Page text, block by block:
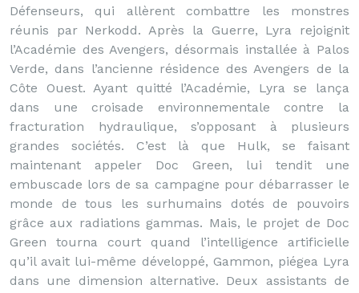
Défenseurs, qui allèrent combattre les monstres
réunis par Nerkodd. Après la Guerre, Lyra rejoignit
l’Académie des Avengers, désormais installée à Palos
Verde, dans l’ancienne résidence des Avengers de la
Côte Ouest. Ayant quitté l’Académie, Lyra se lança
dans une croisade environnementale contre la
fracturation hydraulique, s’opposant à plusieurs
grandes sociétés. C’est là que Hulk, se faisant
maintenant appeler Doc Green, lui tendit une
embuscade lors de sa campagne pour débarrasser le
monde de tous les surhumains dotés de pouvoirs
grâce aux radiations gammas. Mais, le projet de Doc
Green tourna court quand l’intelligence artificielle
qu’il avait lui-même développé, Gammon, piégea Lyra
dans une dimension alternative. Deux assistants de